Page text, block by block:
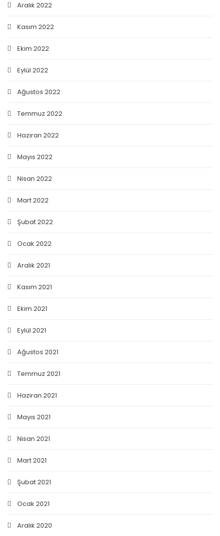
Aralık 2022
Kasım 2022
Ekim 2022
Eylül 2022
Ağustos 2022
Temmuz 2022
Haziran 2022
Mayıs 2022
Nisan 2022
Mart 2022
Şubat 2022
Ocak 2022
Aralık 2021
Kasım 2021
Ekim 2021
Eylül 2021
Ağustos 2021
Temmuz 2021
Haziran 2021
Mayıs 2021
Nisan 2021
Mart 2021
Şubat 2021
Ocak 2021
Aralık 2020